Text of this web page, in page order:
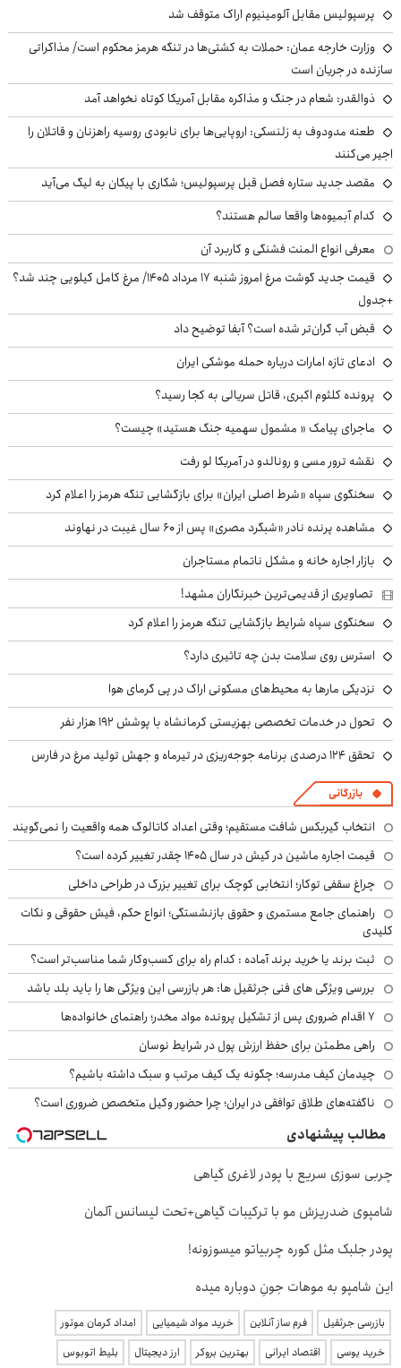
پرسپولیس مقابل آلومینیوم اراک متوقف شد
وزارت خارجه عمان: حملات به کشتی‌ها در تنگه هرمز محکوم است/ مذاکراتی
سازنده در جریان است
ذوالقدر: شعام در جنگ و مذاکره مقابل آمریکا کوتاه نخواهد آمد
طعنه مدودوف به زلنسکی: اروپایی‌ها برای نابودی روسیه راهزنان و قاتلان را
اجیر می‌کنند
مقصد جدید ستاره فصل قبل پرسپولیس؛ شکاری با پیکان به لیگ می‌آید
کدام آبمیوه‌ها واقعا سالم هستند؟
معرفی انواع المنت فشنگی و کاربرد آن
قیمت جدید گوشت مرغ امروز شنبه ۱۷ مرداد ۱۴۰۵/ مرغ کامل کیلویی چند شد؟
+جدول
قبض آب گران‌تر شده است؟ آبفا توضیح داد
ادعای تازه امارات درباره حمله موشکی ایران
پرونده کلثوم اکبری، قاتل سریالی به کجا رسید؟
ماجرای پیامک « مشمول سهمیه جنگ هستید» چیست؟
نقشه ترور مسی و رونالدو در آمریکا لو رفت
سخنگوی سپاه «شرط اصلی ایران» برای بازگشایی تنگه هرمز را اعلام کرد
مشاهده پرنده نادر «شبگرد مصری» پس از ۶۰ سال غیبت در نهاوند
بازار اجاره خانه و مشکل ناتمام مستاجران
تصاویری از قدیمی‌ترین خبرنگاران مشهد!
سخنگوی سپاه شرایط بازگشایی تنگه هرمز را اعلام کرد
استرس روی سلامت بدن چه تاثیری دارد؟
نزدیکی مارها به محیط‌های مسکونی اراک در پی گرمای هوا
تحول در خدمات تخصصی بهزیستی کرمانشاه با پوشش ۱۹۲ هزار نفر
تحقق ۱۲۴ درصدی برنامه جوجه‌ریزی در تیرماه و جهش تولید مرغ در فارس
بازرگانی
انتخاب گیربکس شافت مستقیم؛ وقتی اعداد کاتالوگ همه واقعیت را نمی‌گویند
قیمت اجاره ماشین در کیش در سال ۱۴۰۵ چقدر تغییر کرده است؟
چراغ سقفی توکار؛ انتخابی کوچک برای تغییر بزرگ در طراحی داخلی
راهنمای جامع مستمری و حقوق بازنشستگی؛ انواع حکم، فیش حقوقی و نکات
کلیدی
ثبت برند یا خرید برند آماده : کدام راه برای کسب‌وکار شما مناسب‌تر است؟
بررسی ویژگی های فنی جرثقیل ها: هر بازرسی این ویژگی ها را باید بلد باشد
۷ اقدام ضروری پس از تشکیل پرونده مواد مخدر؛ راهنمای خانواده‌ها
راهی مطمئن برای حفظ ارزش پول در شرایط نوسان
چیدمان کیف مدرسه؛ چگونه یک کیف مرتب و سبک داشته باشیم؟
ناگفته‌های طلاق توافقی در ایران؛ چرا حضور وکیل متخصص ضروری است؟
مطالب پیشنهادی
چربی سوزی سریع با پودر لاغری گیاهی
شامپوی ضدریزش مو با ترکیبات گیاهی+تحت لیسانس آلمان
پودر جلبک مثل کوره چربیاتو میسوزونه!
این شامپو به موهات جونِ دوباره میده
بازرسی جرثقیل فرم ساز آنلاین خرید مواد شیمیایی
امداد کرمان موتور
خرید یوسی
اقتصاد ایرانی بهترین بروکر ارز دیجیتال بلیط اتوبوس